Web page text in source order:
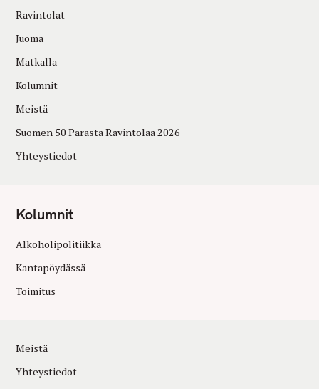
Ravintolat
Juoma
Matkalla
Kolumnit
Meistä
Suomen 50 Parasta Ravintolaa 2026
Yhteystiedot
Kolumnit
Alkoholipolitiikka
Kantapöydässä
Toimitus
Meistä
Yhteystiedot